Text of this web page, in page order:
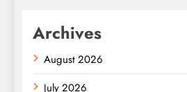
Archives
August 2026
July 2026